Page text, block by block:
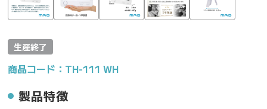
生産終了
商品コード：TH-111 WH
製品特徴